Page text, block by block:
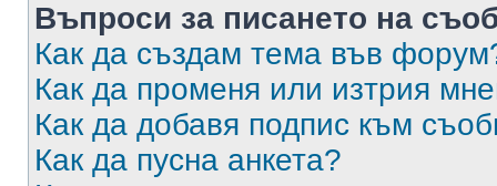
Въпроси за писането на
Как да създам тема във
Как да променя или изтрия
Как да добавя подпис към
Как да пусна анкета?